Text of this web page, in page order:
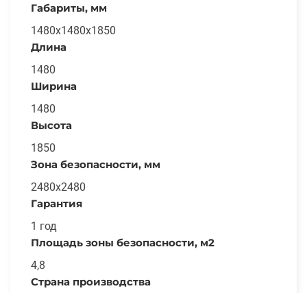
Габариты, мм
1480х1480х1850
Длина
1480
Ширина
1480
Высота
1850
Зона безопасности, мм
2480x2480
Гарантия
1 год
Площадь зоны безопасности, м2
4,8
Страна производства